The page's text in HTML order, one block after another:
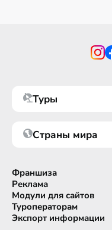
Туры
Страны мира
Франшиза
Реклама
Модули для сайтов
Туроператорам
Экспорт информации